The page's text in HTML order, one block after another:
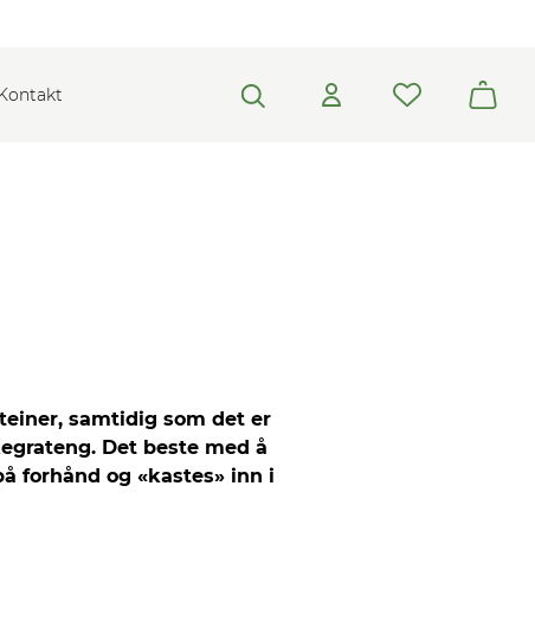
samtidig som det er
Det beste med å
forhånd og «kastes» inn i